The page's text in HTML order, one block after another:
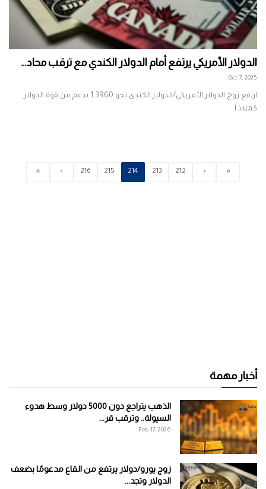
الدولار الأمريكي يرتفع أمام الدولار الكندي مع ترقب محاد...
Oct 7, 2025
ارتفع زوج الدولار الأمريكي/الدولار الكندي نحو 1.3960 بدعم من قوة الدولار
كملاذ آ...
«
‹
212
213
214
215
216
›
»
أخبار مهمة
الذهب يتراجع دون 5000 دولار وسط هدوء
السيولة.. وترقب قر...
Feb 17, 2026
زوج يورو/دولار يرتفع من القاع مدعومًا بضعف
الدولار وتجد...